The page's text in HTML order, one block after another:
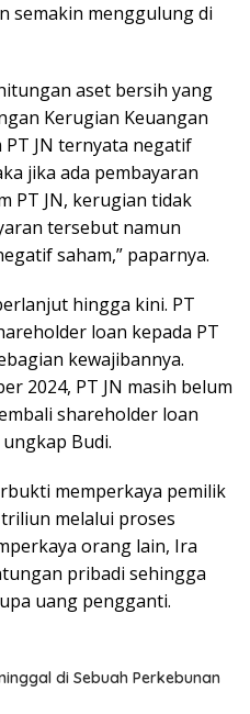
semakin menggulung di
aset bersih yang
Kerugian Keuangan
PT JN ternyata negatif
jika ada pembayaran
PT JN, kerugian tidak
tersebut namun
saham,” paparnya.
hingga kini. PT
loan kepada PT
kewajibannya.
2024, PT JN masih belum
shareholder loan
Budi.
memperkaya pemilik
triliun melalui proses
orang lain, Ira
pribadi sehingga
uang pengganti.
di Sebuah Perkebunan